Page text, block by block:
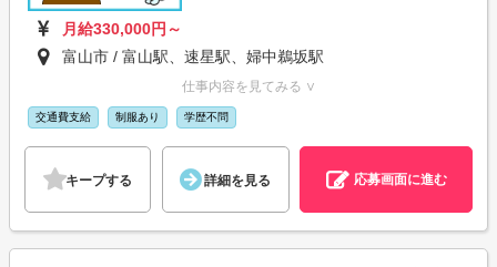
月給330,000円～
富山市 / 富山駅、速星駅、婦中鵜坂駅
仕事内容を見てみる ∨
交通費支給 制服あり 学歴不問
キープする 詳細を見る 応募画面に進む